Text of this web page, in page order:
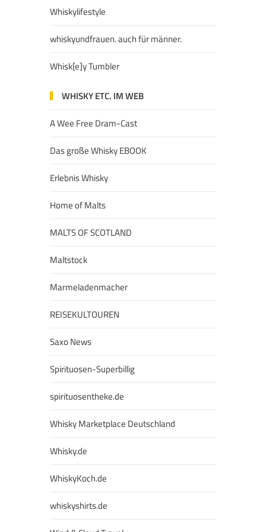
Whiskylifestyle
whiskyundfrauen. auch für männer.
Whisk[e]y Tumbler
WHISKY ETC. IM WEB
A Wee Free Dram-Cast
Das große Whisky EBOOK
Erlebnis Whisky
Home of Malts
MALTS OF SCOTLAND
Maltstock
Marmeladenmacher
REISEKULTOUREN
Saxo News
Spirituosen-Superbillig
spirituosentheke.de
Whisky Marketplace Deutschland
Whisky.de
WhiskyKoch.de
whiskyshirts.de